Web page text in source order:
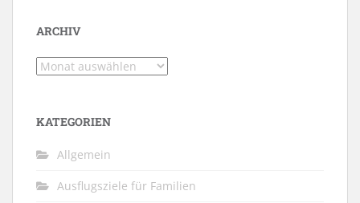
ARCHIV
Archiv
KATEGORIEN
Allgemein
Ausflugsziele für Familien